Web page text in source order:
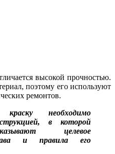
высокой прочностью.
поэтому его используют
ремонтов.
необходимо
в которой
целевое
и правила его